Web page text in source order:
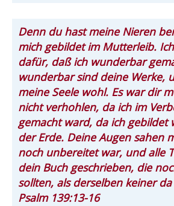
Denn du hast meine Nieren
mich gebildet im Mutterleib. Ich
dafür, daß ich wunderbar
wunderbar sind deine Werke,
meine Seele wohl. Es war dir
nicht verhohlen, da ich im
gemacht ward, da ich gebildet
der Erde. Deine Augen sahen
noch unbereitet war, und alle
dein Buch geschrieben, die
sollten, als derselben keiner
Psalm 139:13-16